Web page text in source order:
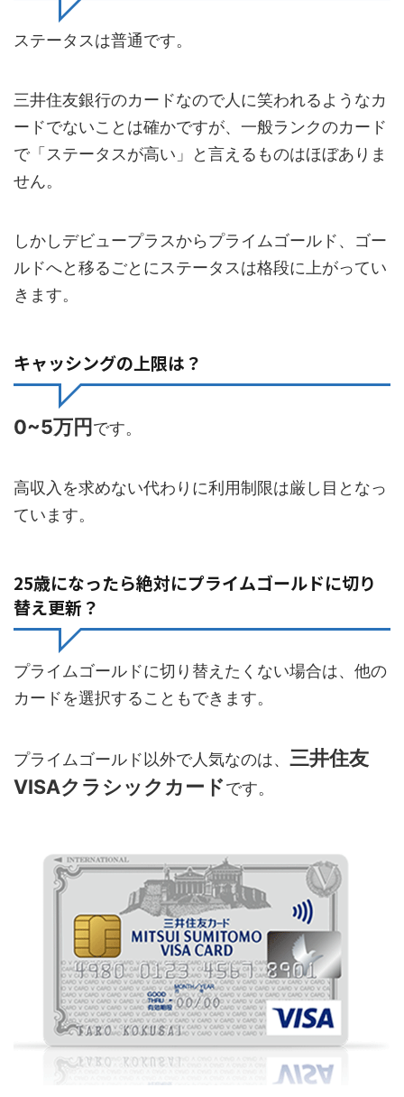
ステータスは普通です。
三井住友銀行のカードなので人に笑われるようなカ
ードでないことは確かですが、一般ランクのカード
で「ステータスが高い」と言えるものはほぼありま
せん。
しかしデビュープラスからプライムゴールド、ゴー
ルドへと移るごとにステータスは格段に上がってい
きます。
キャッシングの上限は？
0~5万円です。
高収入を求めない代わりに利用制限は厳し目となっ
ています。
25歳になったら絶対にプライムゴールドに切り
替え更新？
プライムゴールドに切り替えたくない場合は、他の
カードを選択することもできます。
プライムゴールド以外で人気なのは、 三井住友
VISAクラシックカードです。